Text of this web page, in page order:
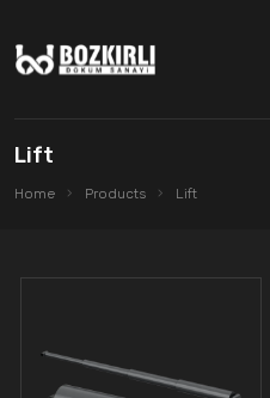
Lift
Home Products Lift